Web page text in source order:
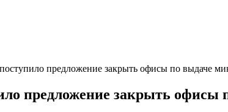
предложение закрыть офисы по выдаче
предложение закрыть офисы